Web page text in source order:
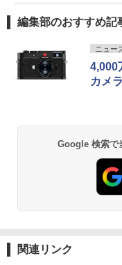
編集部のおすすめ記
ニュー
4,000
カメ
Google 検索で
関連リンク